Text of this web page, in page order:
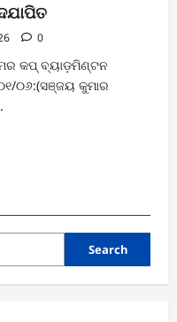
0
କପ୍ ବ୍ୟାଡ଼ମିଣ୍ଟନ
୦୬:(ସଞ୍ଜୟ କୁମାର
Search